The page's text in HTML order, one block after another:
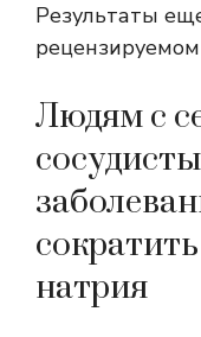
Результаты
Людям с
натрия